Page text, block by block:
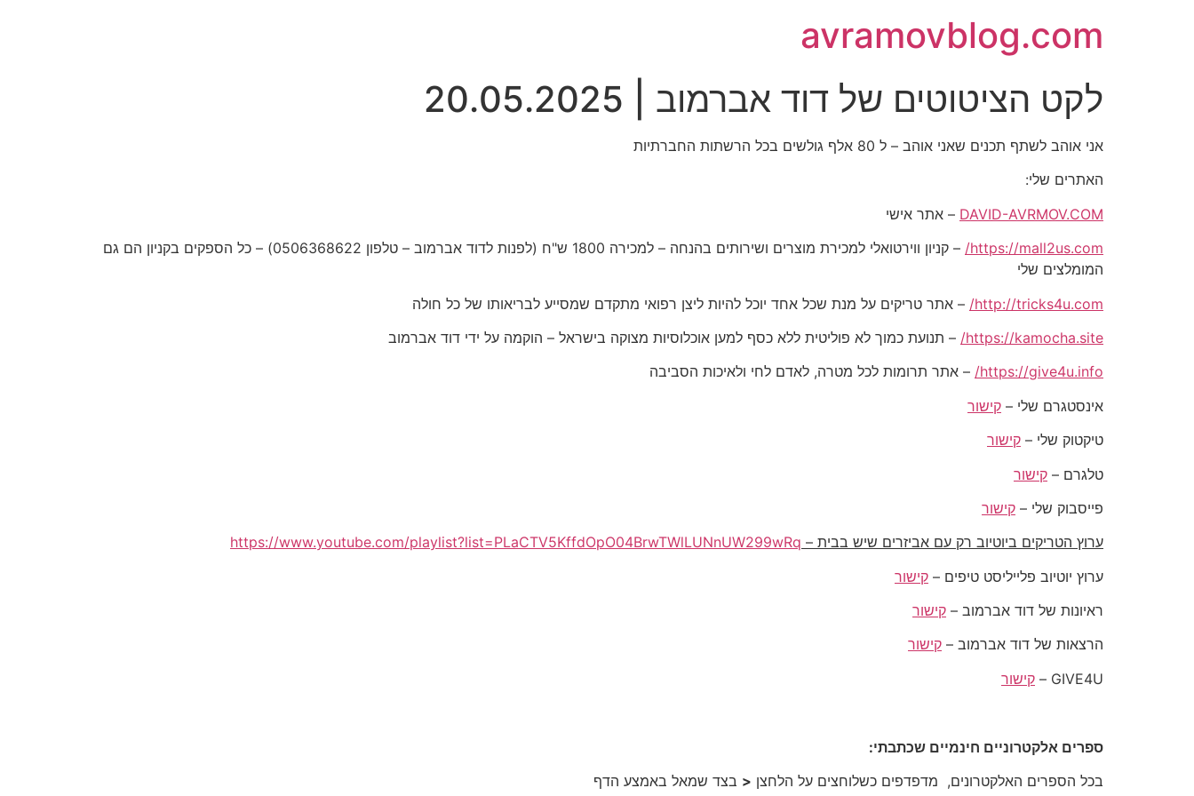
avramovblog.com
לקט הציטוטים של דוד אברמוב | 20.05.2025
אני אוהב לשתף תכנים שאני אוהב – ל 80 אלף גולשים בכל הרשתות החברתיות
האתרים שלי:
DAVID-AVRMOV.COM – אתר אישי
https://mall2us.com/
– קניון ווירטואלי למכירת מוצרים ושירותים בהנחה – למכירה 1800 ש"ח (לפנות לדוד אברמוב – טלפון 0506368622) – כל הספקים בקניון הם גם
המומלצים שלי
http://tricks4u.com/ – אתר טריקים על מנת שכל אחד יוכל להיות ליצן רפואי מתקדם שמסייע לבריאותו של כל חולה
https://kamocha.site/ – תנועת כמוך לא פוליטית ללא כסף למען אוכלוסיות מצוקה בישראל – הוקמה על ידי דוד אברמוב
https://give4u.info/ – אתר תרומות לכל מטרה, לאדם לחי ולאיכות הסביבה
אינסטגרם שלי – קישור
טיקטוק שלי – קישור
טלגרם – קישור
פייסבוק שלי – קישור
ערוץ הטריקים ביוטיוב רק עם אביזרים שיש בבית – https://www.youtube.com/playlist?list=PLaCTV5KffdOpO04BrwTWlLUNnUW299wRq
ערוץ יוטיוב פלייליסט טיפים – קישור
ראיונות של דוד אברמוב – קישור
הרצאות של דוד אברמוב – קישור
GIVE4U –
קישור
ספרים אלקטרוניים חינמיים שכתבתי:
בכל הספרים האלקטרונים, מדפדפים כשלוחצים על הלחצן < בצד שמאל באמצע הדף